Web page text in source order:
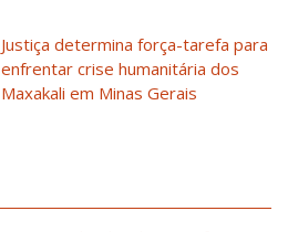
Justiça determina força-tarefa para
enfrentar crise humanitária dos
Maxakali em Minas Gerais